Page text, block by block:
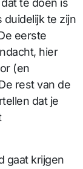
te doen is
duidelijk te zijn
eerste
hier
(en
rest van de
dat je
gaat krijgen